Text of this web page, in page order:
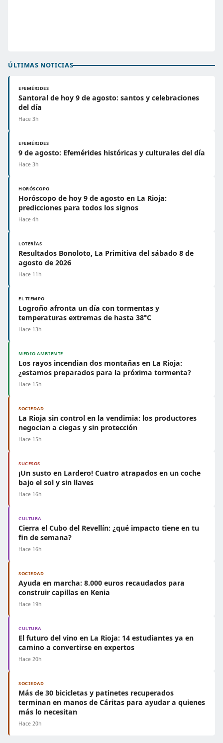
ÚLTIMAS NOTICIAS
EFEMÉRIDES
Santoral de hoy 9 de agosto: santos y celebraciones
del día
Hace 3h
EFEMÉRIDES
9 de agosto: Efemérides históricas y culturales del día
Hace 3h
HORÓSCOPO
Horóscopo de hoy 9 de agosto en La Rioja:
predicciones para todos los signos
Hace 4h
LOTERÍAS
Resultados Bonoloto, La Primitiva del sábado 8 de
agosto de 2026
Hace 11h
EL TIEMPO
Logroño afronta un día con tormentas y
temperaturas extremas de hasta 38°C
Hace 13h
MEDIO AMBIENTE
Los rayos incendian dos montañas en La Rioja:
¿estamos preparados para la próxima tormenta?
Hace 15h
SOCIEDAD
La Rioja sin control en la vendimia: los productores
negocian a ciegas y sin protección
Hace 15h
SUCESOS
¡Un susto en Lardero! Cuatro atrapados en un coche
bajo el sol y sin llaves
Hace 16h
CULTURA
Cierra el Cubo del Revellín: ¿qué impacto tiene en tu
fin de semana?
Hace 16h
SOCIEDAD
Ayuda en marcha: 8.000 euros recaudados para
construir capillas en Kenia
Hace 19h
CULTURA
El futuro del vino en La Rioja: 14 estudiantes ya en
camino a convertirse en expertos
Hace 20h
SOCIEDAD
Más de 30 bicicletas y patinetes recuperados
terminan en manos de Cáritas para ayudar a quienes
más lo necesitan
Hace 20h